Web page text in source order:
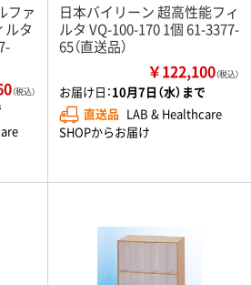
ファ
ルタ
（税込）
日本バイリーン 超高性能フィ
ルタ VQ-100-170 1個 61-3377-
65（直送品）
￥122,100（税込）
お届け日：10月7日（水）まで
直送品 LAB & Healthcare
SHOPからお届け